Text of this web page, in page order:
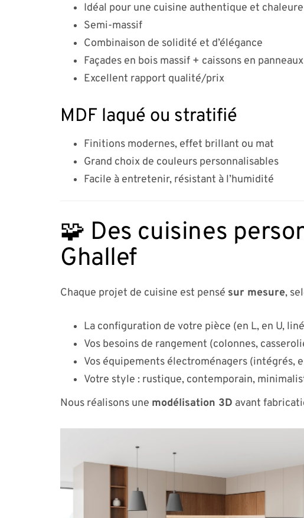
Idéal pour une cuisine authentique et
Semi-massif
Combinaison de solidité et d’élégance
Façades en bois massif + caissons en panneaux
Excellent rapport qualité/prix
MDF laqué ou stratifié
Finitions modernes, effet brillant ou mat
Grand choix de couleurs personnalisables
Facile à entretenir, résistant à l’humidité
🧩 Des cuisines
Ghallef
Chaque projet de cuisine est pensé sur mesure,
La configuration de votre pièce (en L, en U,
Vos besoins de rangement (colonnes,
Vos équipements électroménagers (intégrés,
Votre style : rustique, contemporain,
Nous réalisons une modélisation 3D avant